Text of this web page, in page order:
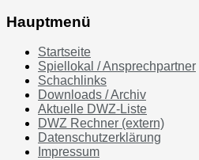
Hauptmenü
Startseite
Spiellokal / Ansprechpartner
Schachlinks
Downloads / Archiv
Aktuelle DWZ-Liste
DWZ Rechner (extern)
Datenschutzerklärung
Impressum